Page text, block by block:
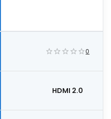
0
HDMI 2.0